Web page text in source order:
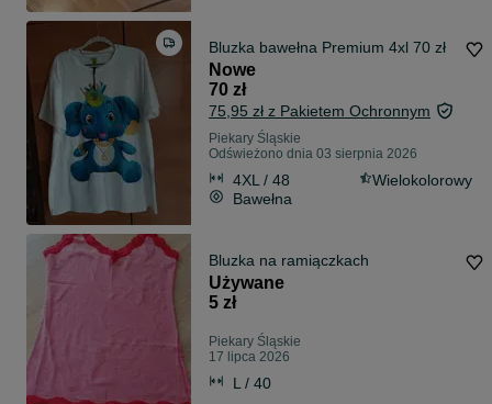
Bluzka bawełna Premium 4xl 70 zł
Nowe
70 zł
75,95 zł z Pakietem Ochronnym
Piekary Śląskie
Odświeżono dnia 03 sierpnia 2026
4XL / 48
Wielokolorowy
Bawełna
Bluzka na ramiączkach
Używane
5 zł
Piekary Śląskie
17 lipca 2026
L / 40